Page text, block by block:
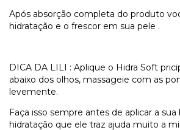
Após absorção completa do produto
hidratação e o frescor em sua pele .
DICA DA LILI : Aplique o Hidra Soft
abaixo dos olhos, massageie com as
levemente.
Faça isso sempre antes de aplicar a sua
hidratação que ele traz ajuda muito a